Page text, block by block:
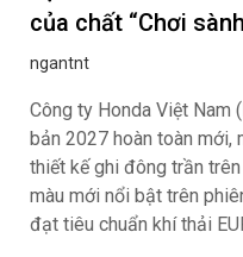
của chất “Chơi
ngantnt
Công ty Honda Việt Nam
bản 2027 hoàn toàn mới,
thiết kế ghi đông trần
màu mới nổi bật trên
đạt tiêu chuẩn khí thải